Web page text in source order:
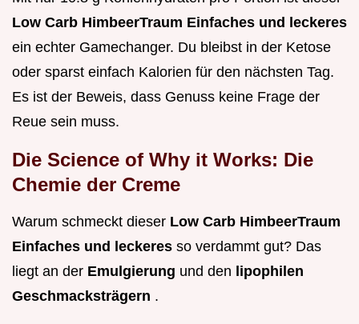
Low Carb HimbeerTraum Einfaches und leckeres
ein echter Gamechanger. Du bleibst in der Ketose
oder sparst einfach Kalorien für den nächsten Tag.
Es ist der Beweis, dass Genuss keine Frage der
Reue sein muss.
Die Science of Why it Works: Die
Chemie der Creme
Warum schmeckt dieser Low Carb HimbeerTraum
Einfaches und leckeres so verdammt gut? Das
liegt an der Emulgierung und den lipophilen
Geschmacksträgern .